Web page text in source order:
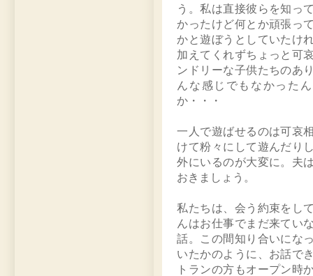
う。私は直接彼らを知っ
かったけど何とか頑張っ
かと遊ぼうとしていたけ
加えてくれずちょっと可
ンドリーな子供たちのあ
んな感じでもなかった
か・・・
一人で遊ばせるのは可哀
けて粉々にして遊んだり
外にいるのが大変に。夫
おきましょう。
私たちは、会う約束をし
んはお仕事でまだ来てい
話。この間知り合いにな
いたかのように、お話で
トランの方もオープン時